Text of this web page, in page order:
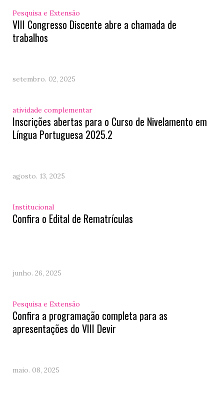
Pesquisa e Extensão
VIII Congresso Discente abre a chamada de
trabalhos
setembro. 02, 2025
atividade complementar
Inscrições abertas para o Curso de Nivelamento em
Língua Portuguesa 2025.2
agosto. 13, 2025
Institucional
Confira o Edital de Rematrículas
junho. 26, 2025
Pesquisa e Extensão
Confira a programação completa para as
apresentações do VIII Devir
maio. 08, 2025